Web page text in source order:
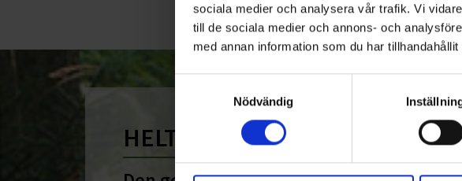
sociala medier och analysera vår trafik. Vi
till de sociala medier och annons- och
med annan information som du har
Nödvändig
HELT ENKELT HÅLLBART